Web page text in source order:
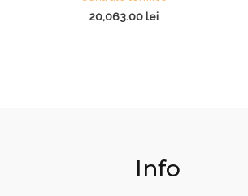
20,063.00 lei
Info